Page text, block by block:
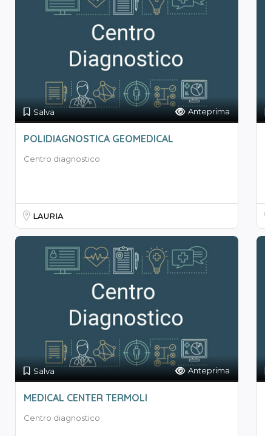
Salva Anteprima
POLIDIAGNOSTICA GEOMEDICAL
Centro diagnostico
LAURIA
Salva Anteprima
MEDICAL CENTER TERMOLI
Centro diagnostico